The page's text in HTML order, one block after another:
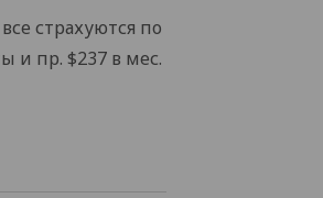
страхуются по
и пр. $237 в мес.